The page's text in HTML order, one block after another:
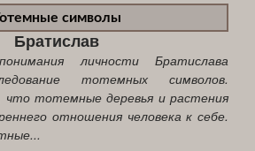
символы
Братислав
личности Братислава
тотемных символов.
тотемные деревья и растения
отношения человека к себе.